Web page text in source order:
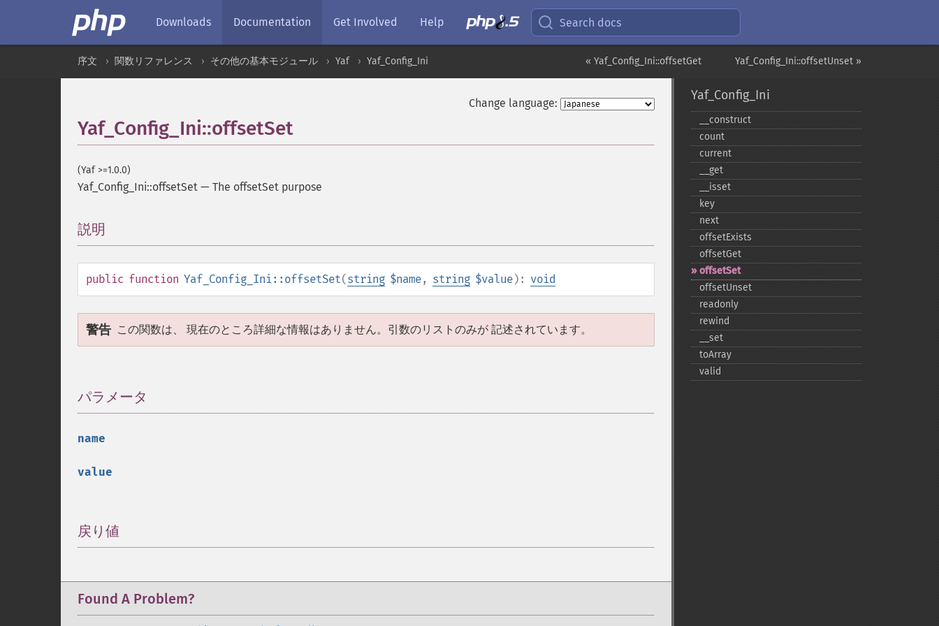
Downloads Documentation Get Involved Help Search docs
Yaf_Config_Ini::offsetUnset »
« Yaf_Config_Ini::offsetGet
序文 関数リファレンス その他の基本モジュール Yaf Yaf_Config_Ini
Change language:
Yaf_Config_Ini::offsetSet
(Yaf >=1.0.0)
Yaf_Config_Ini::offsetSet — The offsetSet purpose
説明
public function Yaf_Config_Ini::offsetSet(string $name, string $value): void
警告 この関数は、 現在のところ詳細な情報はありません。引数のリストのみが 記述されています。
パラメータ
name
value
戻り値
Found A Problem?
Yaf_Config_Ini
_​_​construct
count
current
_​_​get
_​_​isset
key
next
offsetExists
offsetGet
offsetSet
offsetUnset
readonly
rewind
_​_​set
toArray
valid